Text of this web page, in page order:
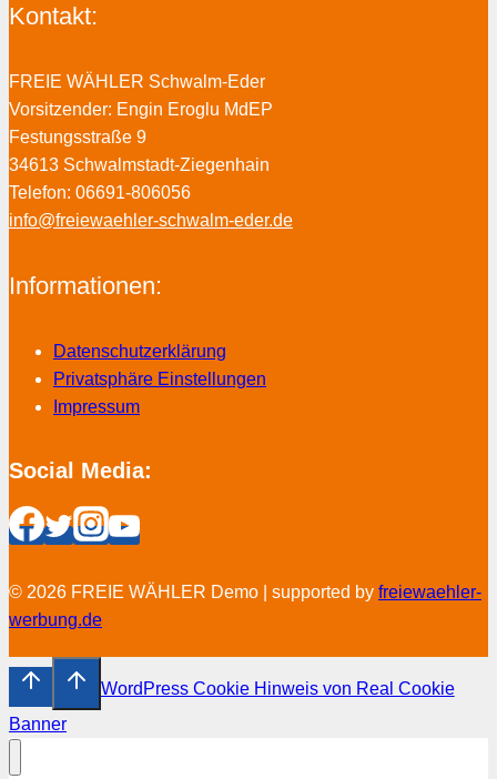
Kontakt:
FREIE WÄHLER Schwalm-Eder
Vorsitzender: Engin Eroglu MdEP
Festungsstraße 9
34613 Schwalmstadt-Ziegenhain
Telefon: 06691-806056
info@freiewaehler-schwalm-eder.de
Informationen:
Datenschutzerklärung
Privatsphäre Einstellungen
Impressum
Social Media:
© 2026 FREIE WÄHLER Demo | supported by freiewaehler-
werbung.de
WordPress Cookie Hinweis von Real Cookie
Banner